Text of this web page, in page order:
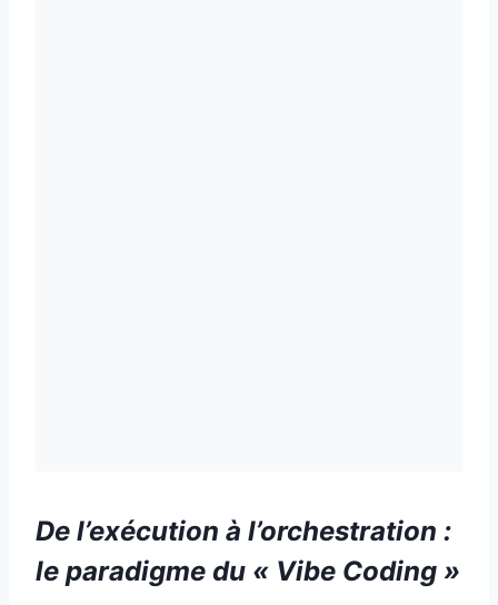
De l’exécution à l’orchestration :
le paradigme du « Vibe Coding »